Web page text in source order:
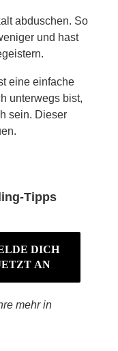
abduschen. So
und hast
eine einfache
unterwegs bist,
sein. Dieser
Tipps
mehr in